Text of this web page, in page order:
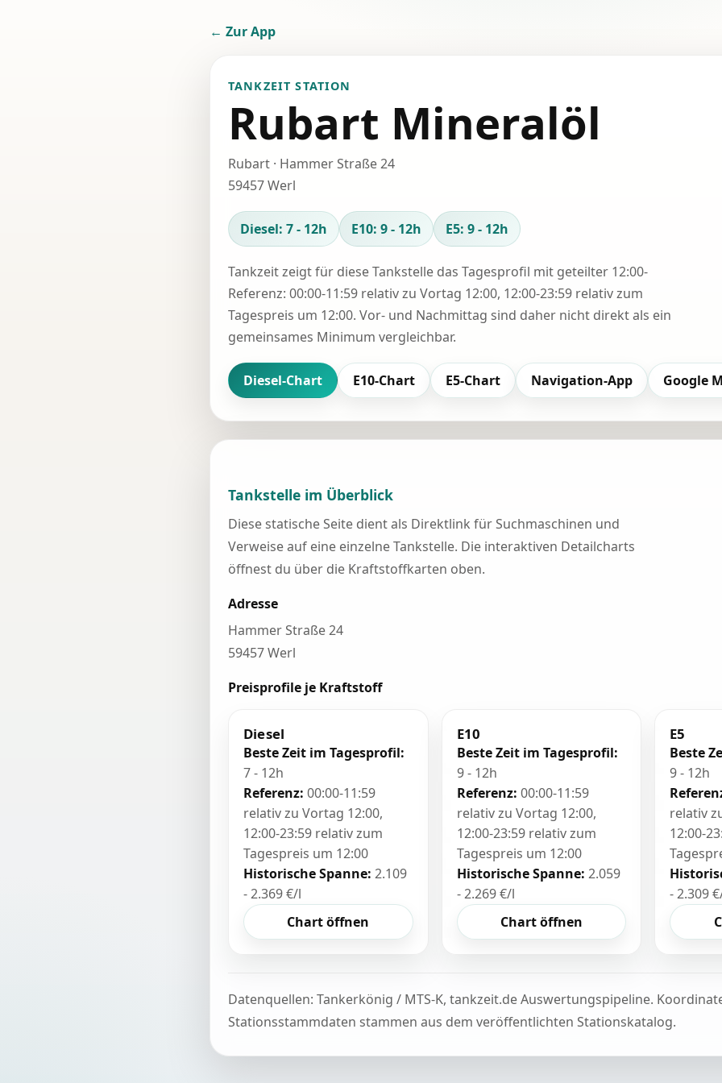
← Zur App
TANKZEIT STATION
Rubart Mineralöl
Rubart · Hammer Straße 24
59457 Werl
Diesel: 7 - 12h E10: 9 - 12h E5: 9 - 12h
Tankzeit zeigt für diese Tankstelle das Tagesprofil mit geteilter 12:00-
Referenz: 00:00-11:59 relativ zu Vortag 12:00, 12:00-23:59 relativ zum
Tagespreis um 12:00. Vor- und Nachmittag sind daher nicht direkt als ein
gemeinsames Minimum vergleichbar.
Diesel-Chart E10-Chart E5-Chart Navigation-App Google
Tankstelle im Überblick
Diese statische Seite dient als Direktlink für Suchmaschinen und
Verweise auf eine einzelne Tankstelle. Die interaktiven Detailcharts
öffnest du über die Kraftstoffkarten oben.
Adresse
Hammer Straße 24
59457 Werl
Preisprofile je Kraftstoff
Diesel
Beste Zeit im Tagesprofil:
7 - 12h
Referenz: 00:00-11:59
relativ zu Vortag 12:00,
12:00-23:59 relativ zum
Tagespreis um 12:00
Historische Spanne: 2.109
- 2.369 €/l
Chart öffnen
E10
Beste Zeit im Tagesprofil:
9 - 12h
Referenz: 00:00-11:59
relativ zu Vortag 12:00,
12:00-23:59 relativ zum
Tagespreis um 12:00
Historische Spanne: 2.059
- 2.269 €/l
Chart öffnen
E5
Beste
9 - 12h
relativ
12:00-
- 2.309
Datenquellen: Tankerkönig / MTS-K, tankzeit.de Auswertungspipeline.
Stationsstammdaten stammen aus dem veröffentlichten Stationskatalog.